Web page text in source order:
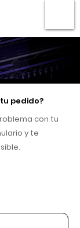
pedido?
con tu
y te